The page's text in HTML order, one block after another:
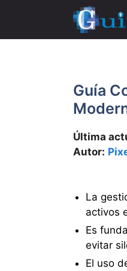
contenido
Guía
Última
Autor:
La
activos
Es
evitar
El uso